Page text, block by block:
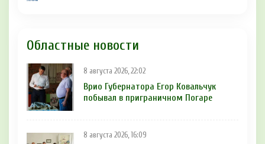
Областные новости
8 августа 2026, 22:02
Врио Губернатора Егор Ковальчук
побывал в приграничном Погаре
8 августа 2026, 16:09